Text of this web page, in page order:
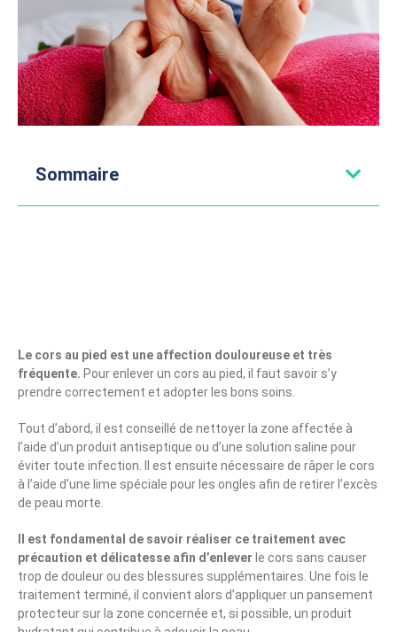
Sommaire
Le cors au pied est une affection douloureuse et très
fréquente. Pour enlever un cors au pied, il faut savoir s’y
prendre correctement et adopter les bons soins.
Tout d’abord, il est conseillé de nettoyer la zone affectée à
l’aide d’un produit antiseptique ou d’une solution saline pour
éviter toute infection. Il est ensuite nécessaire de râper le cors
à l’aide d’une lime spéciale pour les ongles afin de retirer l’excès
de peau morte.
Il est fondamental de savoir réaliser ce traitement avec
précaution et délicatesse afin d’enlever le cors sans causer
trop de douleur ou des blessures supplémentaires. Une fois le
traitement terminé, il convient alors d’appliquer un pansement
protecteur sur la zone concernée et, si possible, un produit